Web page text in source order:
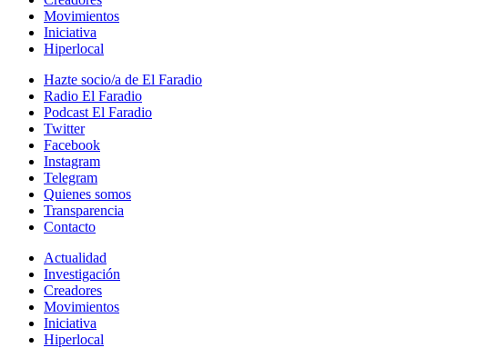
Movimientos
Iniciativa
Hiperlocal
Hazte socio/a de El Faradio
Radio El Faradio
Podcast El Faradio
Twitter
Facebook
Instagram
Telegram
Quienes somos
Transparencia
Contacto
Actualidad
Investigación
Creadores
Movimientos
Iniciativa
Hiperlocal